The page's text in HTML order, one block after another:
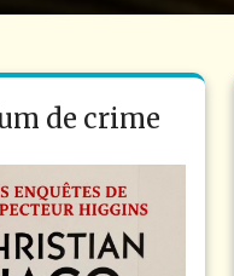
de crime